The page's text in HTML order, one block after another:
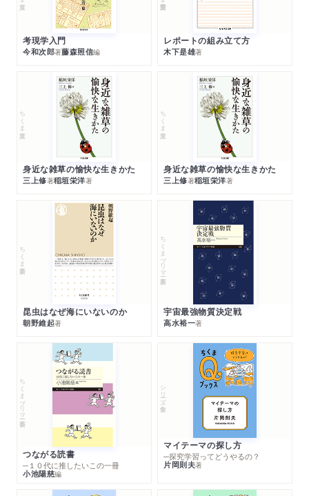
考現学入門
今和次郎著藤森照信編
レポートの組み立て方
木下是雄著
ちくま文庫
身近な雑草の愉快な生きかた
三上修著稲垣栄洋著
ちくま文庫
身近な雑草の愉快な生きかた
三上修著稲垣栄洋著
ちくま新書
昆虫はなぜ海にいないのか
朝野維起著
ちくまプリマー新書
宇宙最強物質決定戦
高水裕一著
ちくまプリマー新書
つながる読書
─１０代に推したいこの一冊
小池陽慈編
シリーズ・全集
マイテーマの探し方
─探究学習ってどうやるの？
片岡則夫著